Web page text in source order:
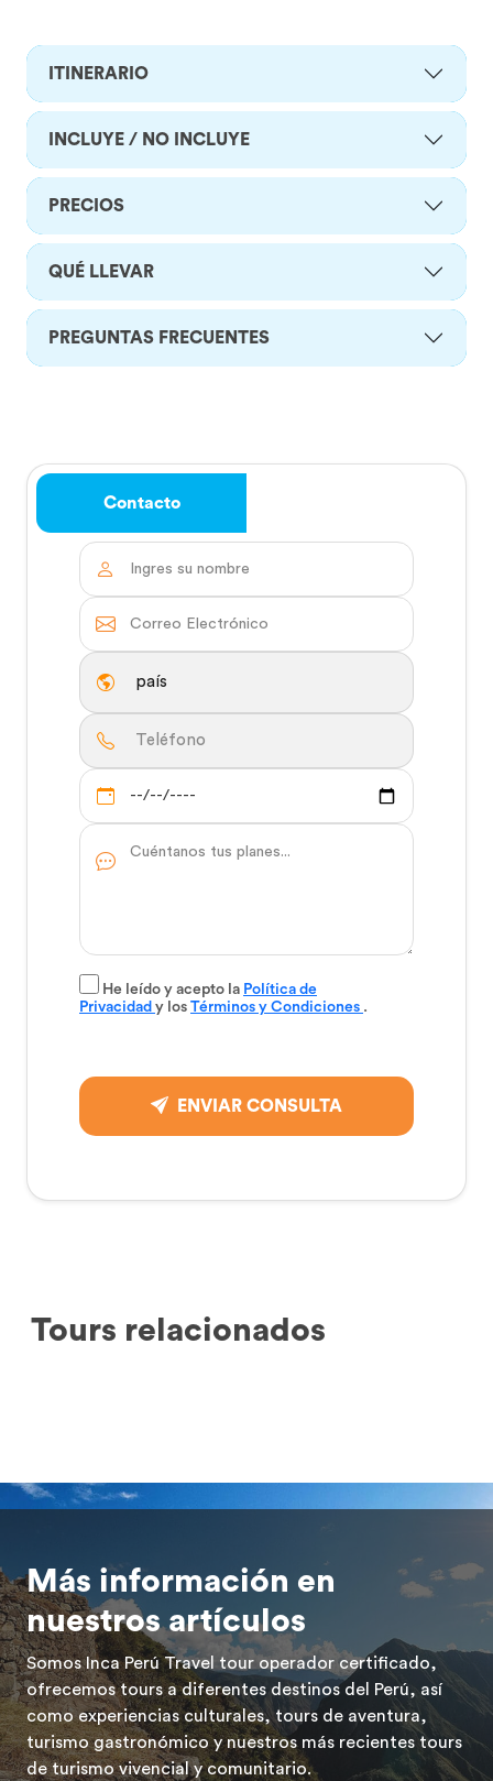
ITINERARIO
INCLUYE / NO INCLUYE
PRECIOS
QUÉ LLEVAR
PREGUNTAS FRECUENTES
Contacto
He leído y acepto la Política de
Privacidad y los Términos y Condiciones .
ENVIAR CONSULTA
Tours relacionados
Más información en
nuestros artículos
Somos Inca Perú Travel tour operador certificado,
ofrecemos tours a diferentes destinos del Perú, así
como experiencias culturales, tours de aventura,
turismo gastronómico y nuestros más recientes tours
de turismo vivencial y comunitario.